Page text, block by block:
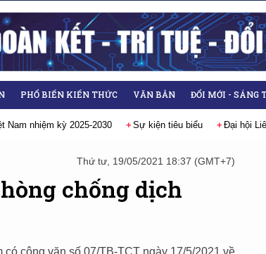
PHỔ BIẾN KIẾN THỨC VĂN BẢN ĐỔI MỚI - SÁNG
Nam nhiệm kỳ 2025-2030 Sự kiện tiêu biểu Đại hội
Thứ tư, 19/05/2021 18:37 (GMT+7)
chống dịch
công văn số 07/TB-TCT ngày 17/5/2021 về